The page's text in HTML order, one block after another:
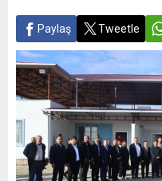
Paylaş Tweetle